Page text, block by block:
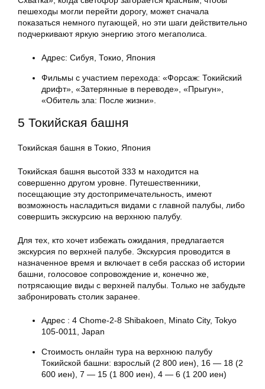
пешеходы могли перейти дорогу, может сначала
показаться немного пугающей, но эти шаги действительно
подчеркивают яркую энергию этого мегаполиса.
Адрес: Сибуя, Токио, Япония
Фильмы с участием перехода: «Форсаж: Токийский
дрифт», «Затерянные в переводе», «Прыгун»,
«Обитель зла: После жизни».
5 Токийская башня
Токийская башня в Токио, Япония
Токийская башня высотой 333 м находится на
совершенно другом уровне. Путешественники,
посещающие эту достопримечательность, имеют
возможность насладиться видами с главной палубы, либо
совершить экскурсию на верхнюю палубу.
Для тех, кто хочет избежать ожидания, предлагается
экскурсия по верхней палубе. Экскурсия проводится в
назначенное время и включает в себя рассказ об истории
башни, голосовое сопровождение и, конечно же,
потрясающие виды с верхней палубы. Только не забудьте
забронировать столик заранее.
Адрес : 4 Chome-2-8 Shibakoen, Minato City, Tokyo
105-0011, Japan
Стоимость онлайн тура на верхнюю палубу
Токийской башни: взрослый (2 800 иен), 16 — 18 (2
600 иен), 7 — 15 (1 800 иен), 4 — 6 (1 200 иен)